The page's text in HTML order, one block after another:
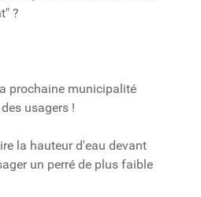
?
prochaine municipalité
usagers !
la hauteur d'eau devant
un perré de plus faible